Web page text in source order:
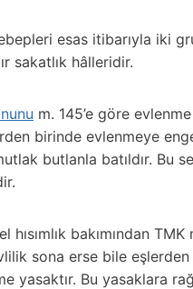
esas itibarıyla iki
sakatlık hâlleridir.
m. 145’e göre
birinde evlenmeye
butlanla batıldır. Bu
hısımlık bakımından
sona erse bile
yasaktır. Bu yasaklara